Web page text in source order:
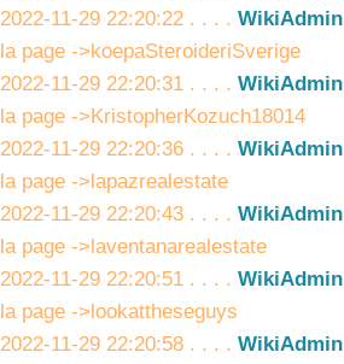
2022-11-29 22:20:22 . . . . WikiAdmin
la page ->koepaSteroideriSverige
2022-11-29 22:20:31 . . . . WikiAdmin
la page ->KristopherKozuch18014
2022-11-29 22:20:36 . . . . WikiAdmin
la page ->lapazrealestate
2022-11-29 22:20:43 . . . . WikiAdmin
la page ->laventanarealestate
2022-11-29 22:20:51 . . . . WikiAdmin
la page ->lookattheseguys
2022-11-29 22:20:58 . . . . WikiAdmin